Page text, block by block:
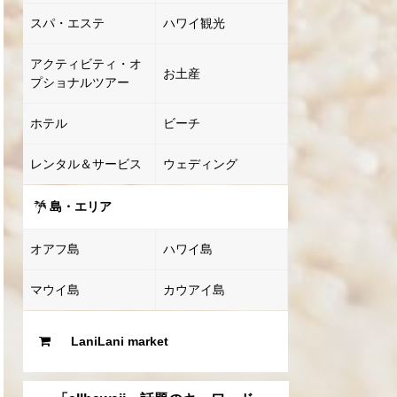
スパ・エステ ハワイ観光
アクティビティ・オ
プショナルツアー
お土産
ホテル ビーチ
レンタル＆サービス ウェディング
島・エリア
オアフ島 ハワイ島
マウイ島 カウアイ島
LaniLani market